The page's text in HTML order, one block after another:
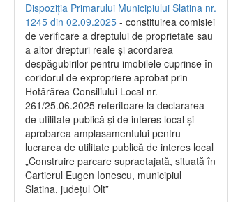
Dispoziția Primarului Municipiului Slatina nr.
1245 din 02.09.2025 - constituirea comisiei
de verificare a dreptului de proprietate sau
a altor drepturi reale și acordarea
despăgubirilor pentru imobilele cuprinse în
coridorul de expropriere aprobat prin
Hotărârea Consiliului Local nr.
261/25.06.2025 referitoare la declararea
de utilitate publică și de interes local și
aprobarea amplasamentului pentru
lucrarea de utilitate publică de interes local
„Construire parcare supraetajată, situată în
Cartierul Eugen Ionescu, municipiul
Slatina, județul Olt”